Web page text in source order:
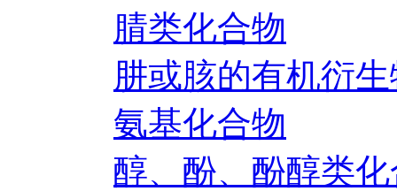
腈类化合物
肼或胲的有机衍
氨基化合物
醇、酚、酚醇类